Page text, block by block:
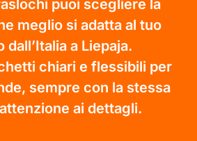
puoi scegliere la
meglio si adatta al tuo
dall’Italia a Liepaja.
chiari e flessibili per
sempre con la stessa
ai dettagli.